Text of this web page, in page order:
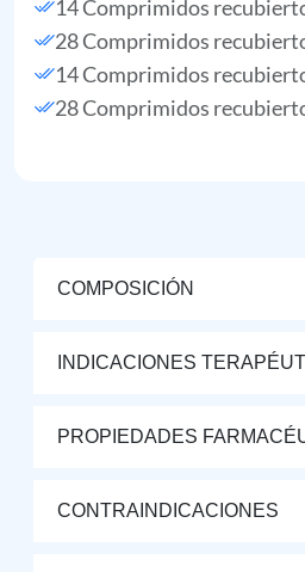
14 Comprimidos
28 Comprimidos
14 Comprimidos
28 Comprimidos
COMPOSICIÓN
INDICACIONES
PROPIEDADES
CONTRAINDICACIONES